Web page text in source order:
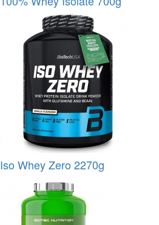
Iso Whey Zero 2270g